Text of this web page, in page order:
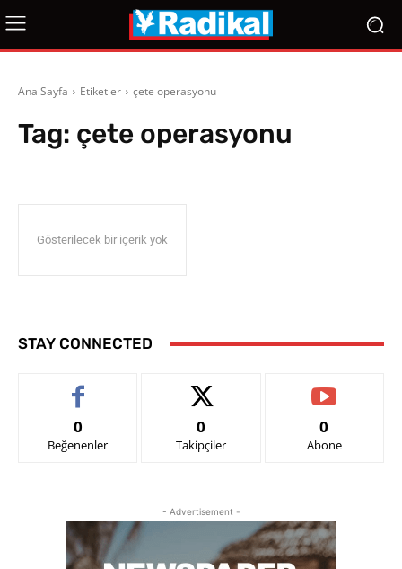
Ana Sayfa Etiketler çete operasyonu
Tag: çete operasyonu
Gösterilecek bir içerik yok
STAY CONNECTED
0
Beğenenler
0
Takipçiler
0
Abone
- Advertisement -